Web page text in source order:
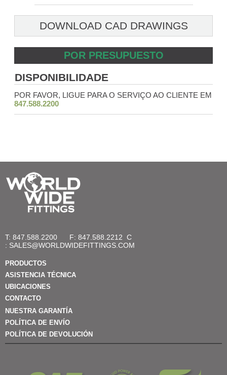
DOWNLOAD CAD DRAWINGS
POR PRESUPUESTO
DISPONIBILIDADE
POR FAVOR, LIGUE PARA O SERVIÇO AO CLIENTE EM
847.588.2200
T: 847.588.2200 F: 847.588.2212 C
: SALES@WORLDWIDEFITTINGS.COM
PRODUCTOS
ASISTENCIA TÉCNICA
UBICACIONES
CONTACTO
NUESTRA GARANTÍA
POLÍTICA DE ENVÍO
POLÍTICA DE DEVOLUCIÓN